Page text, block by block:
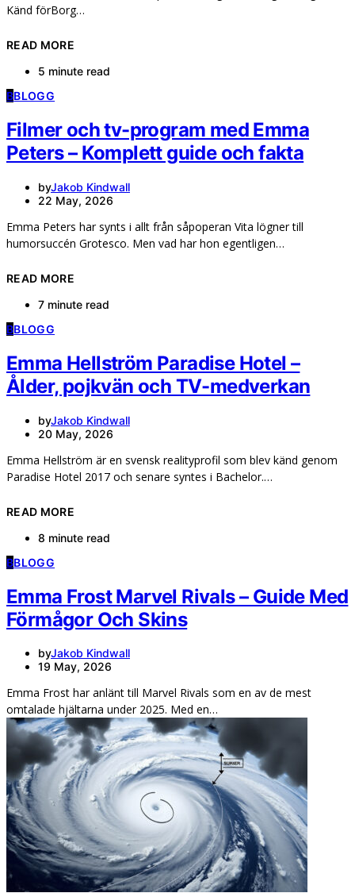
Känd förBorg…
READ MORE
5 minute read
BBLOGG
Filmer och tv-program med Emma
Peters – Komplett guide och fakta
byJakob Kindwall
22 May, 2026
Emma Peters har synts i allt från såpoperan Vita lögner till
humorsuccén Grotesco. Men vad har hon egentligen…
READ MORE
7 minute read
BBLOGG
Emma Hellström Paradise Hotel –
Ålder, pojkvän och TV-medverkan
byJakob Kindwall
20 May, 2026
Emma Hellström är en svensk realityprofil som blev känd genom
Paradise Hotel 2017 och senare syntes i Bachelor.…
READ MORE
8 minute read
BBLOGG
Emma Frost Marvel Rivals – Guide Med
Förmågor Och Skins
byJakob Kindwall
19 May, 2026
Emma Frost har anlänt till Marvel Rivals som en av de mest
omtalade hjältarna under 2025. Med en…